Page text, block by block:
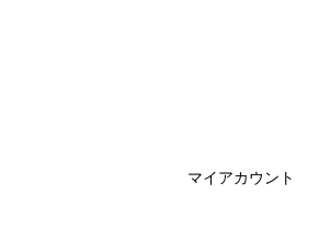
マイアカウント